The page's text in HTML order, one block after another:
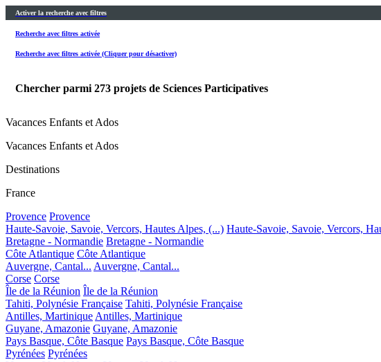
Activer la recherche avec filtres
Recherche avec filtres activée
Recherche avec filtres activée (Cliquer pour désactiver)
Chercher parmi 273 projets de Sciences Participatives
Vacances Enfants et Ados
Vacances Enfants et Ados
Destinations
France
Provence Provence
Haute-Savoie, Savoie, Vercors, Hautes Alpes, (...) Haute-Savoie, Savoie, Vercors,
Bretagne - Normandie Bretagne - Normandie
Côte Atlantique Côte Atlantique
Auvergne, Cantal... Auvergne, Cantal...
Corse Corse
Île de la Réunion Île de la Réunion
Tahiti, Polynésie Française Tahiti, Polynésie Française
Antilles, MartiniqueAntilles, Martinique
Guyane, Amazonie Guyane, Amazonie
Pays Basque, Côte Basque Pays Basque, Côte Basque
Pyrénées Pyrénées